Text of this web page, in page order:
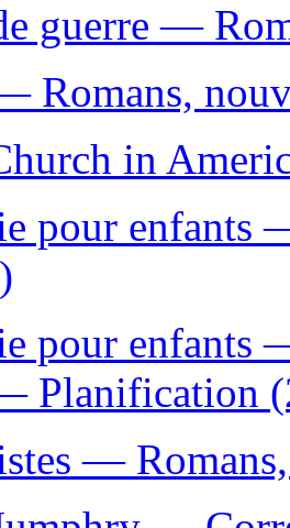
guerre —
Romans,
in
pour enfants
pour enfants
Planification
—